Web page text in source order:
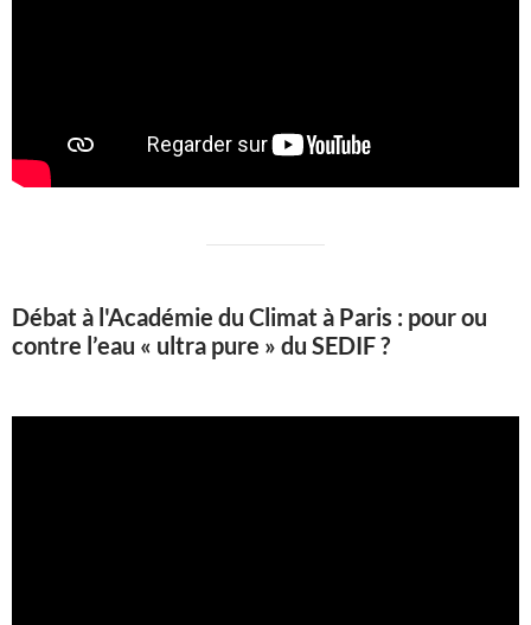
Débat à l'Académie du Climat à Paris : pour ou
contre l’eau « ultra pure » du SEDIF ?